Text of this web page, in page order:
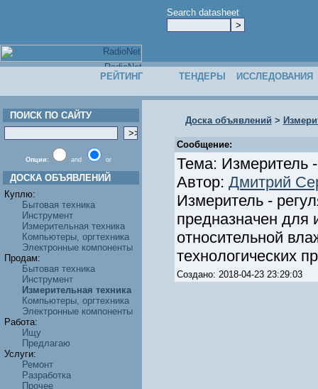
Search datasheet
РЕЙТИНГ ТЕНДЕРЫ ИССЛЕДОВАНИЯ
ПОИСК ПО САЙТУ
Опции: and or
ДОСКА ОБЪЯВЛЕНИЙ
Куплю:
Бытовая техника
Инструмент
Измерительная техника
Компьютеры, оргтехника
Электронные компоненты
Продам:
Бытовая техника
Инструмент
Измерительная техника
Компьютеры, оргтехника
Электронные компоненты
Работа:
Ищу
Предлагаю
Услуги:
Ремонт
Разработка
Прочее
Доска объявлений >
Сообщение:
Тема: Измеритель
Автор: Дмитрий
Измеритель -
предназначен для
относительной
технологических
Создано: 2018-04-23 23:29:03